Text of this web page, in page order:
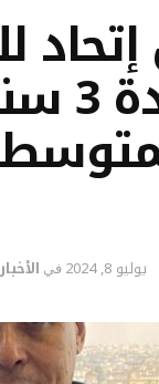
يوليو 8, 2024 في الأخبار